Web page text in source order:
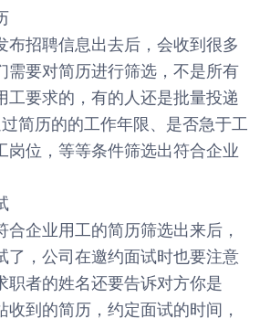
招聘信息出去后，会收到很多
需要对简历进行筛选，不是所有
工要求的，有的人还是批量投递
简历的的工作年限、是否急于工
岗位，等等条件筛选出符合企业
企业用工的简历筛选出来后，
了，公司在邀约面试时也要注意
职者的姓名还要告诉对方你是
到的简历，约定面试的时间，